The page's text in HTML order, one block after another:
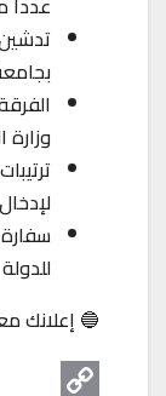
وزارة
للدولة
🔵 إعلانك